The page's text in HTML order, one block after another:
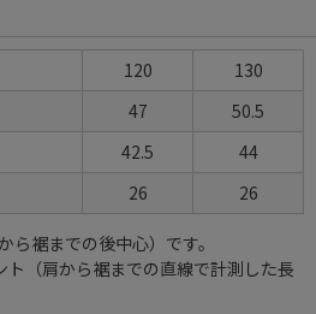
120
130
47
50.5
42.5
44
26 26
裾までの後中心）です。
（肩から裾までの直線で計測した長